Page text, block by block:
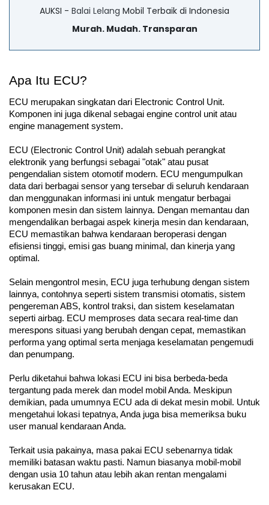
AUKSI - Balai Lelang Mobil Terbaik di Indonesia
Murah. Mudah. Transparan
Apa Itu ECU?
ECU merupakan singkatan dari Electronic Control Unit.
Komponen ini juga dikenal sebagai engine control unit atau
engine management system.
ECU (Electronic Control Unit) adalah sebuah perangkat
elektronik yang berfungsi sebagai "otak" atau pusat
pengendalian sistem otomotif modern. ECU mengumpulkan
data dari berbagai sensor yang tersebar di seluruh kendaraan
dan menggunakan informasi ini untuk mengatur berbagai
komponen mesin dan sistem lainnya. Dengan memantau dan
mengendalikan berbagai aspek kinerja mesin dan kendaraan,
ECU memastikan bahwa kendaraan beroperasi dengan
efisiensi tinggi, emisi gas buang minimal, dan kinerja yang
optimal.
Selain mengontrol mesin, ECU juga terhubung dengan sistem
lainnya, contohnya seperti sistem transmisi otomatis, sistem
pengereman ABS, kontrol traksi, dan sistem keselamatan
seperti airbag. ECU memproses data secara real-time dan
merespons situasi yang berubah dengan cepat, memastikan
performa yang optimal serta menjaga keselamatan pengemudi
dan penumpang.
Perlu diketahui bahwa lokasi ECU ini bisa berbeda-beda
tergantung pada merek dan model mobil Anda. Meskipun
demikian, pada umumnya ECU ada di dekat mesin mobil. Untuk
mengetahui lokasi tepatnya, Anda juga bisa memeriksa buku
user manual kendaraan Anda.
Terkait usia pakainya, masa pakai ECU sebenarnya tidak
memiliki batasan waktu pasti. Namun biasanya mobil-mobil
dengan usia 10 tahun atau lebih akan rentan mengalami
kerusakan ECU.